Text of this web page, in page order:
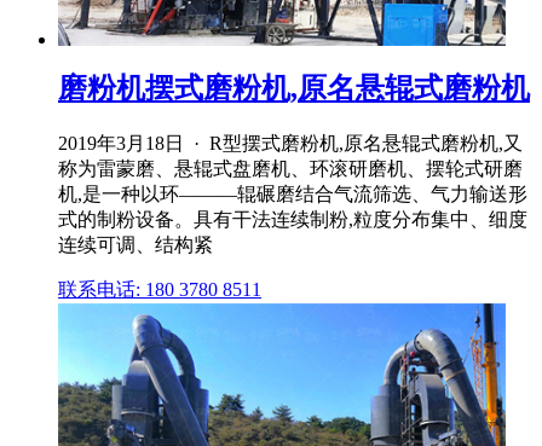
磨粉机摆式磨粉机,原名悬辊式磨粉机
2019年3月18日 · R型摆式磨粉机,原名悬辊式磨粉机,又
称为雷蒙磨、悬辊式盘磨机、环滚研磨机、摆轮式研磨
机,是一种以环―――辊碾磨结合气流筛选、气力输送形
式的制粉设备。具有干法连续制粉,粒度分布集中、细度
连续可调、结构紧
联系电话: 180 3780 8511